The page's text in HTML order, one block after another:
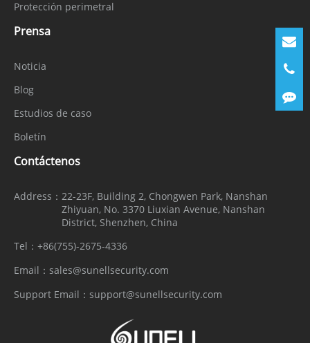
Protección perimetral
Prensa
Noticia
Blog
Estudios de caso
Boletín
Contáctenos
Address： 22-23F, Building 2, Chongwen Park, Nanshan
Zhiyuan, No. 3370 Liuxian Avenue, Nanshan
District, Shenzhen, China
Tel： +86(755)-2675-4336
Email： sales@sunellsecurity.com
Support Email： support@sunellsecurity.com